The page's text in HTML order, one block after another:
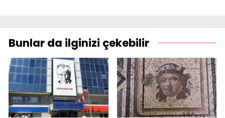
Bunlar da ilginizi çekebilir